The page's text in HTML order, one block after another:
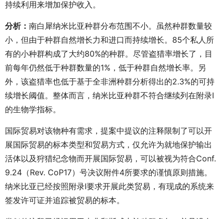
持续利用来增加保护收入。
分析： 南白犀纳米比亚种群分布范围不小。虽然种群数量较
小，但由于种群自然增长力和进口而持续增长。85个私人所
有的小种群构成了大约80%的种群。尽管盗猎率增长了，目
前每年仍然低于种群数量的1%，低于种群自然增长率。另
外，该盗猎率也低于基于全非洲种群分析得出的2.3%的可持
续增长阈值。整体而言，纳米比亚种群不符合继续列在附录I
的生物学指标。
国际贸易对该物种有需求，提案中提议的注释限制了可以开
展国际贸易的标本类型和贸易方式，仅允许为就地保护输出
活体以及狩猎纪念物而开展国际贸易，可以被视为符合Conf.
9.24（Rev. CoP17）号决议附件4所要求的谨慎原则措施。
纳米比亚已经按照附录I要求开展此类贸易，有现成的系统来
签发许可证并追踪被贸易的标本。